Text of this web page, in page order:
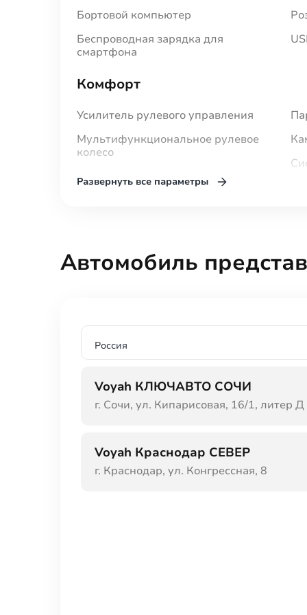
Бортовой компьютер
Беспроводная зарядка для
смартфона
Комфорт
Усилитель рулевого управления
Мультифункциональное рулевое
колесо
Электронная приборная панель
Парктроник передний
Антиблокировочная система
тормозов (ABS)
Антипробуксовочная система (ASR /
TCS / TRC)
Подушка безопасности водителя
Подушка безопасности пассажира
Развернуть все параметры
Автомобиль
Россия
Voyah КЛЮЧАВТО СОЧИ
г. Сочи, ул. Кипарисовая, 16/1, литер Д
Voyah Краснодар СЕВЕР
г. Краснодар, ул. Конгрессная, 8